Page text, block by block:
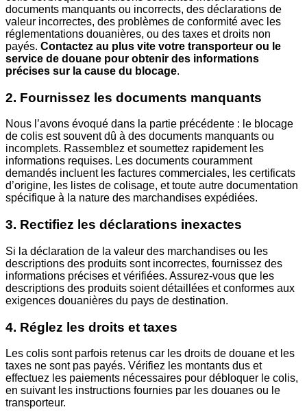
documents manquants ou incorrects, des déclarations de
valeur incorrectes, des problèmes de conformité avec les
réglementations douanières, ou des taxes et droits non
payés. Contactez au plus vite votre transporteur ou le
service de douane pour obtenir des informations
précises sur la cause du blocage.
2. Fournissez les documents manquants
Nous l’avons évoqué dans la partie précédente : le blocage
de colis est souvent dû à des documents manquants ou
incomplets. Rassemblez et soumettez rapidement les
informations requises. Les documents couramment
demandés incluent les factures commerciales, les certificats
d’origine, les listes de colisage, et toute autre documentation
spécifique à la nature des marchandises expédiées.
3. Rectifiez les déclarations inexactes
Si la déclaration de la valeur des marchandises ou les
descriptions des produits sont incorrectes, fournissez des
informations précises et vérifiées. Assurez-vous que les
descriptions des produits soient détaillées et conformes aux
exigences douanières du pays de destination.
4. Réglez les droits et taxes
Les colis sont parfois retenus car les droits de douane et les
taxes ne sont pas payés. Vérifiez les montants dus et
effectuez les paiements nécessaires pour débloquer le colis,
en suivant les instructions fournies par les douanes ou le
transporteur.